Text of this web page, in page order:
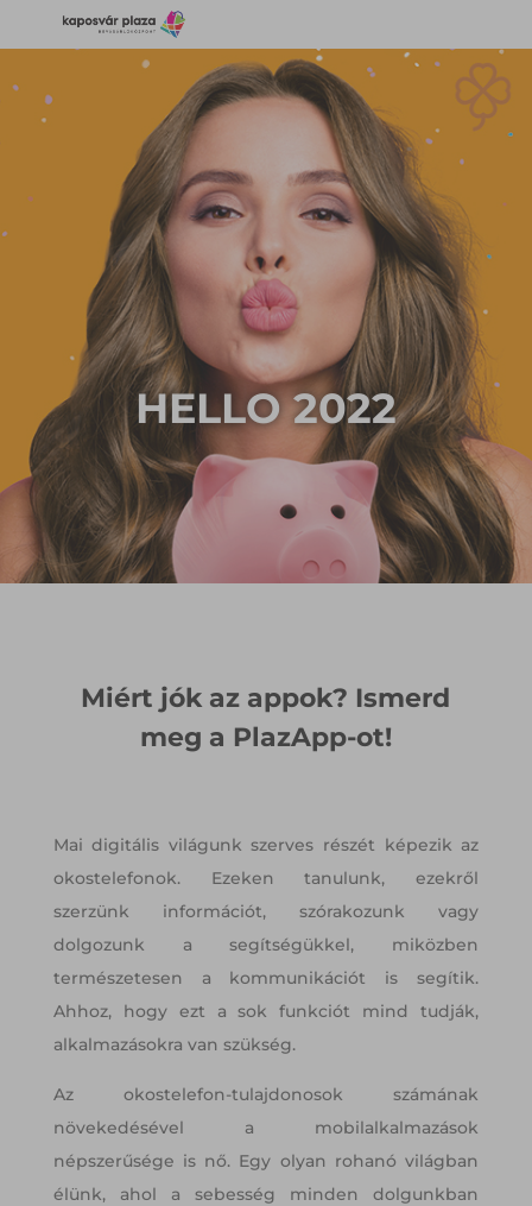
HELLO 2022
Miért jók az appok? Ismerd
meg a PlazApp-ot!
Mai digitális világunk szerves részét képezik az
okostelefonok. Ezeken tanulunk, ezekről
szerzünk információt, szórakozunk vagy
dolgozunk a segítségükkel, miközben
természetesen a kommunikációt is segítik.
Ahhoz, hogy ezt a sok funkciót mind tudják,
alkalmazásokra van szükség.
Az okostelefon-tulajdonosok számának
növekedésével a mobilalkalmazások
népszerűsége is nő. Egy olyan rohanó világban
élünk, ahol a sebesség minden dolgunkban